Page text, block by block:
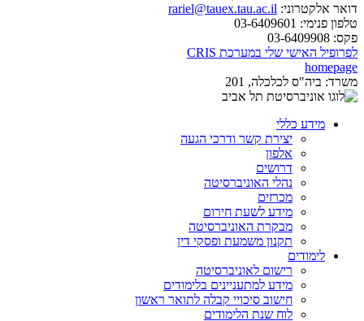
דואר אלקטרוני: rariel@tauex.tau.ac.il
טלפון פנימי:
פקס:
לפרופיל האישי שלי במערכת CRIS
homepage
משרד: ביה"ס לכלכלה, 201
מידע כללי
יצירת קשר ודרכי הגעה
אלפון
דרושים
נהלי האוניברסיטה
מכרזים
מידע לשעת חירום
מבקרת האוניברסיטה
תקנון משמעת ופסקי דין
לימודים
רישום לאוניברסיטה
מידע למתעניינים בלימודים
חישוב סיכויי קבלה לתואר ראשון
לוח שנת הלימודים